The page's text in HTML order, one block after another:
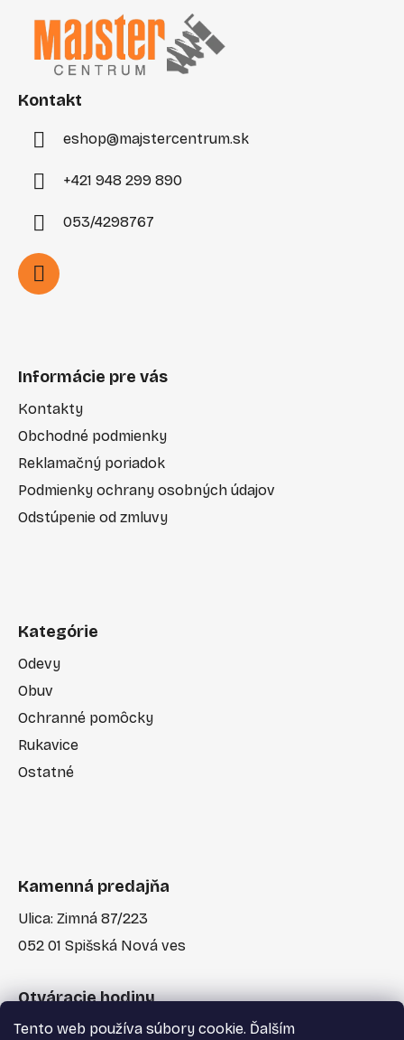
Tento web používa súbory cookie. Ďalším
Kontakt
eshop@majstercentrum.sk
+421 948 299 890
053/4298767
Informácie pre vás
Kontakty
Obchodné podmienky
Reklamačný poriadok
Podmienky ochrany osobných údajov
Odstúpenie od zmluvy
Kategórie
Odevy
Obuv
Ochranné pomôcky
Rukavice
Ostatné
Kamenná predajňa
Ulica: Zimná 87/223
052 01 Spišská Nová ves
Otváracie hodiny
Po-Pia: 7:30 - 17:00